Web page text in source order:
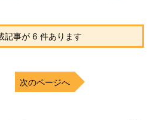
記事が 6 件あります
次のページへ